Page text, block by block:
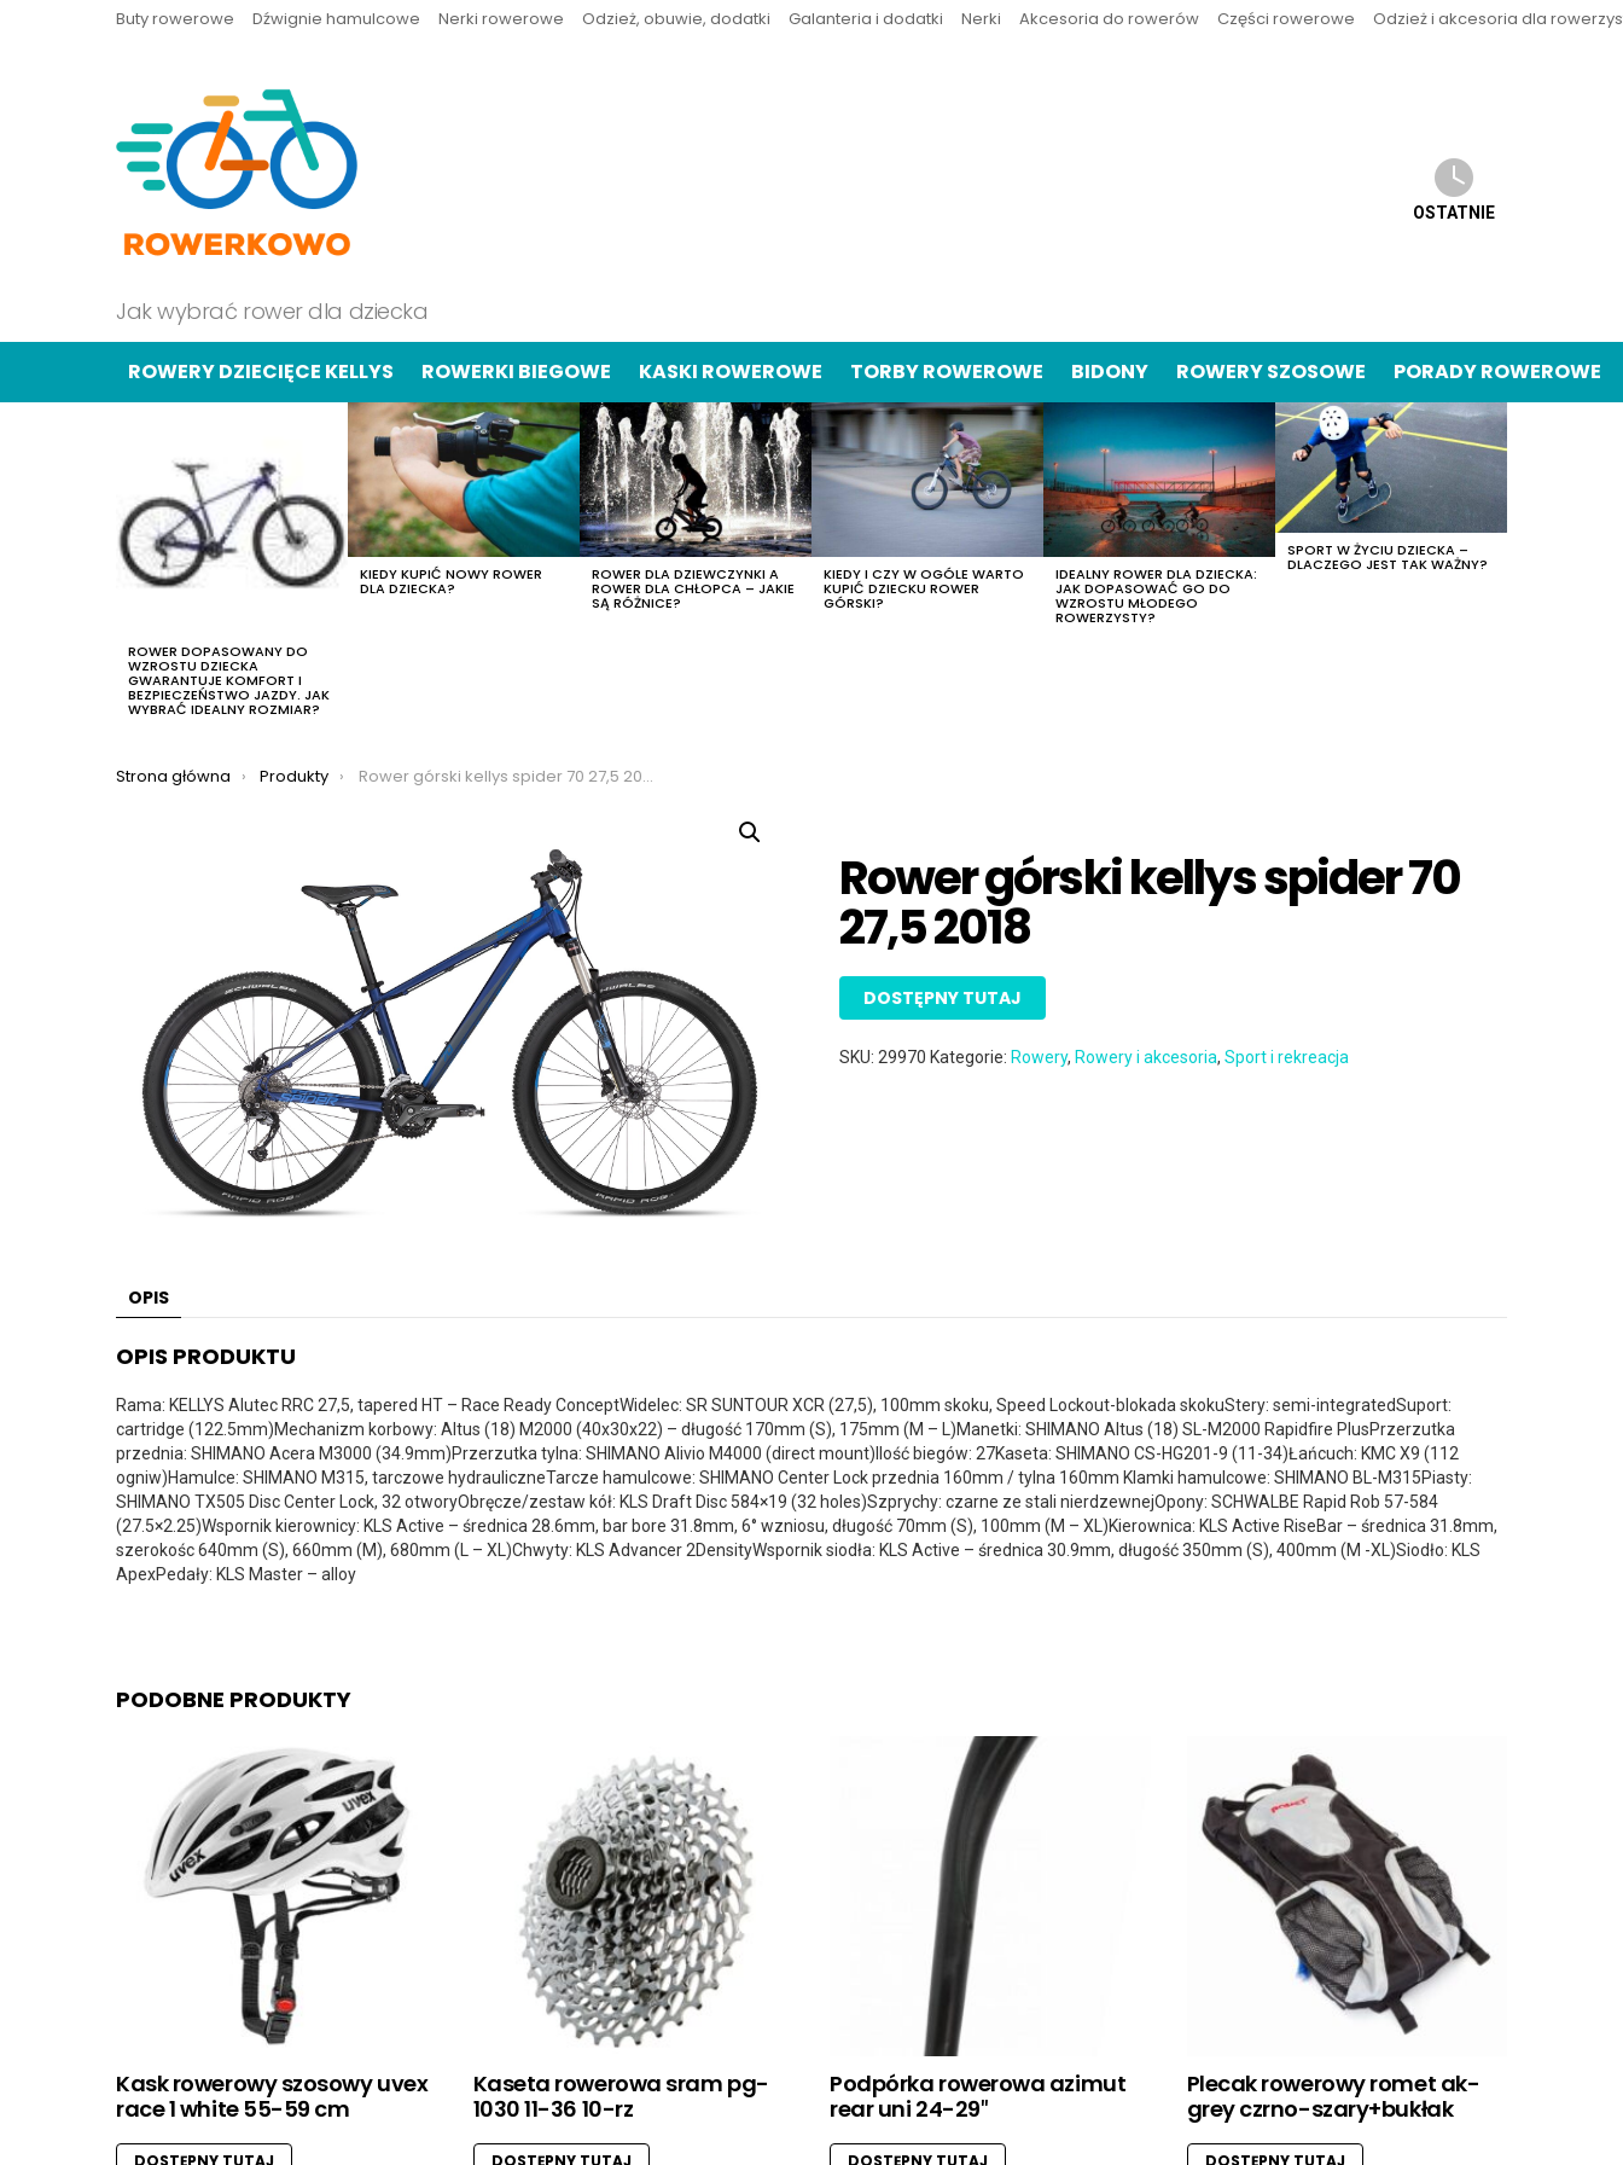
Buty rowerowe Dźwignie hamulcowe Nerki rowerowe Odzież, obuwie, dodatki Galanteria i dodatki Nerki Akcesoria do rowerów Części rowerowe Odzież i akcesoria dla
Jak wybrać rower dla dziecka
OSTATNIE
ROWERY DZIECIĘCE KELLYS ROWERKI BIEGOWE KASKI ROWEROWE TORBY ROWEROWE BIDONY ROWERY SZOSOWE PORADY ROWEROWE
ROWER DOPASOWANY DO
WZROSTU DZIECKA
GWARANTUJE KOMFORT I
BEZPIECZEŃSTWO JAZDY. JAK
WYBRAĆ IDEALNY ROZMIAR?
KIEDY KUPIĆ NOWY ROWER
DLA DZIECKA?
ROWER DLA DZIEWCZYNKI A
ROWER DLA CHŁOPCA – JAKIE
SĄ RÓŻNICE?
KIEDY I CZY W OGÓLE WARTO
KUPIĆ DZIECKU ROWER
GÓRSKI?
IDEALNY ROWER DLA DZIECKA:
JAK DOPASOWAĆ GO DO
WZROSTU MŁODEGO
ROWERZYSTY?
SPORT W ŻYCIU DZIECKA –
DLACZEGO JEST TAK WAŻNY?
Jesteś tutaj:
Strona główna Produkty Rower górski kellys spider 70 27,5 2018
Rower górski kellys spider 70
27,5 2018
DOSTĘPNY TUTAJ
SKU: 29970 Kategorie: Rowery, Rowery i akcesoria,Sport i rekreacja
OPIS
OPIS PRODUKTU
Rama: KELLYS Alutec RRC 27,5, tapered HT – Race Ready ConceptWidelec: SR SUNTOUR XCR (27,5), 100mm skoku, Speed Lockout-blokada skokuStery: semi-integratedSuport:
cartridge (122.5mm)Mechanizm korbowy: Altus (18) M2000 (40x30x22) – długość 170mm (S), 175mm (M – L)Manetki: SHIMANO Altus (18) SL-M2000 Rapidfire PlusPrzerzutka
przednia: SHIMANO Acera M3000 (34.9mm)Przerzutka tylna: SHIMANO Alivio M4000 (direct mount)Ilość biegów: 27Kaseta: SHIMANO CS-HG201-9 (11-34)Łańcuch: KMC X9 (112
ogniw)Hamulce: SHIMANO M315, tarczowe hydrauliczneTarcze hamulcowe: SHIMANO Center Lock przednia 160mm / tylna 160mm Klamki hamulcowe: SHIMANO BL-M315Piasty:
SHIMANO TX505 Disc Center Lock, 32 otworyObręcze/zestaw kół: KLS Draft Disc 584×19 (32 holes)Szprychy: czarne ze stali nierdzewnejOpony: SCHWALBE Rapid Rob 57-584
(27.5×2.25)Wspornik kierownicy: KLS Active – średnica 28.6mm, bar bore 31.8mm, 6° wzniosu, długość 70mm (S), 100mm (M – XL)Kierownica: KLS Active RiseBar – średnica 31.8mm,
szerokośc 640mm (S), 660mm (M), 680mm (L – XL)Chwyty: KLS Advancer 2DensityWspornik siodła: KLS Active – średnica 30.9mm, długość 350mm (S), 400mm (M -XL)Siodło: KLS
ApexPedały: KLS Master – alloy
PODOBNE PRODUKTY
Kask rowerowy szosowy uvex
race 1 white 55-59 cm
Kaseta rowerowa sram pg-
1030 11-36 10-rz
Podpórka rowerowa azimut
rear uni 24-29″
Plecak rowerowy romet ak-
grey czrno-szary+bukłak